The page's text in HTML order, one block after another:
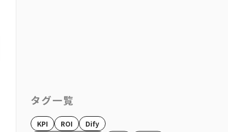
タグ一覧
KPI ROI
Dify